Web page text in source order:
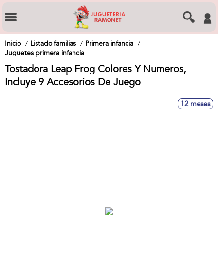
Inicio Listado familias
Primera infancia
Juguetes primera infancia
Tostadora Leap Frog Colores Y Numeros,
Incluye 9 Accesorios De Juego
12 meses